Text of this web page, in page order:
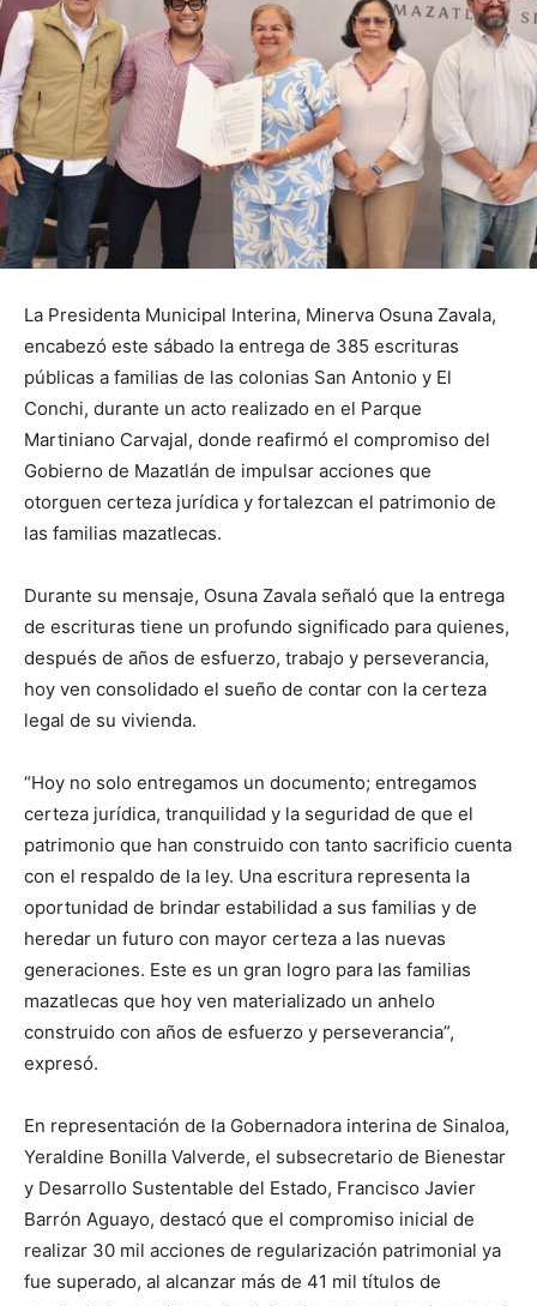
La Presidenta Municipal Interina, Minerva Osuna Zavala,
encabezó este sábado la entrega de 385 escrituras
públicas a familias de las colonias San Antonio y El
Conchi, durante un acto realizado en el Parque
Martiniano Carvajal, donde reafirmó el compromiso del
Gobierno de Mazatlán de impulsar acciones que
otorguen certeza jurídica y fortalezcan el patrimonio de
las familias mazatlecas.
Durante su mensaje, Osuna Zavala señaló que la entrega
de escrituras tiene un profundo significado para quienes,
después de años de esfuerzo, trabajo y perseverancia,
hoy ven consolidado el sueño de contar con la certeza
legal de su vivienda.
“Hoy no solo entregamos un documento; entregamos
certeza jurídica, tranquilidad y la seguridad de que el
patrimonio que han construido con tanto sacrificio cuenta
con el respaldo de la ley. Una escritura representa la
oportunidad de brindar estabilidad a sus familias y de
heredar un futuro con mayor certeza a las nuevas
generaciones. Este es un gran logro para las familias
mazatlecas que hoy ven materializado un anhelo
construido con años de esfuerzo y perseverancia”,
expresó.
En representación de la Gobernadora interina de Sinaloa,
Yeraldine Bonilla Valverde, el subsecretario de Bienestar
y Desarrollo Sustentable del Estado, Francisco Javier
Barrón Aguayo, destacó que el compromiso inicial de
realizar 30 mil acciones de regularización patrimonial ya
fue superado, al alcanzar más de 41 mil títulos de